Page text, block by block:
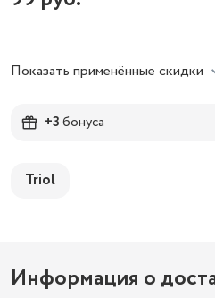
Показать применённые скидки
+3бонуса
Triol
Информация о